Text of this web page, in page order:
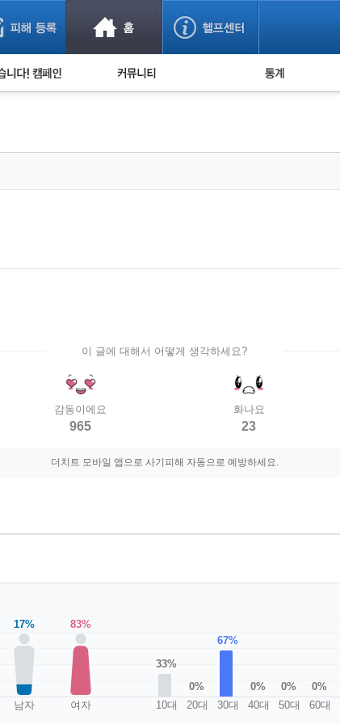
사기 예방했어요! 누적 피해사례 통계
이 글에 대해서 어떻게 생각하세요?
감동이에요
965
화나요
23
더치트 모바일 앱으로 사기피해 자동으로 예방하세요.
17%
남자
83%
여자
33%
10대
0%
20대
67%
30대
0%
40대
0%
50대
0%
60대